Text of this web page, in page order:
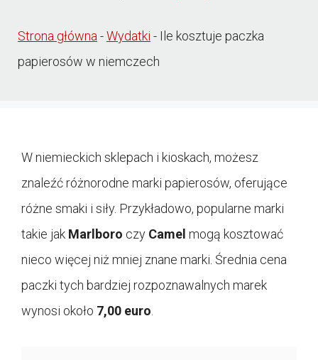
Strona główna-Wydatki - Ile kosztuje paczka
papierosów w niemczech
W niemieckich sklepach i kioskach, możesz
znaleźć różnorodne marki papierosów, oferujące
różne smaki i siły. Przykładowo, popularne marki
takie jak Marlboro czy Camel mogą kosztować
nieco więcej niż mniej znane marki. Średnia cena
paczki tych bardziej rozpoznawalnych marek
wynosi około 7,00 euro